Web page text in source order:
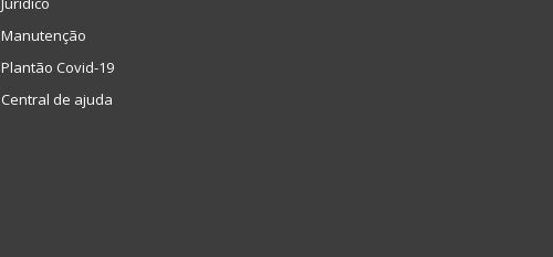
Manutenção
Plantão Covid-19
Central de ajuda